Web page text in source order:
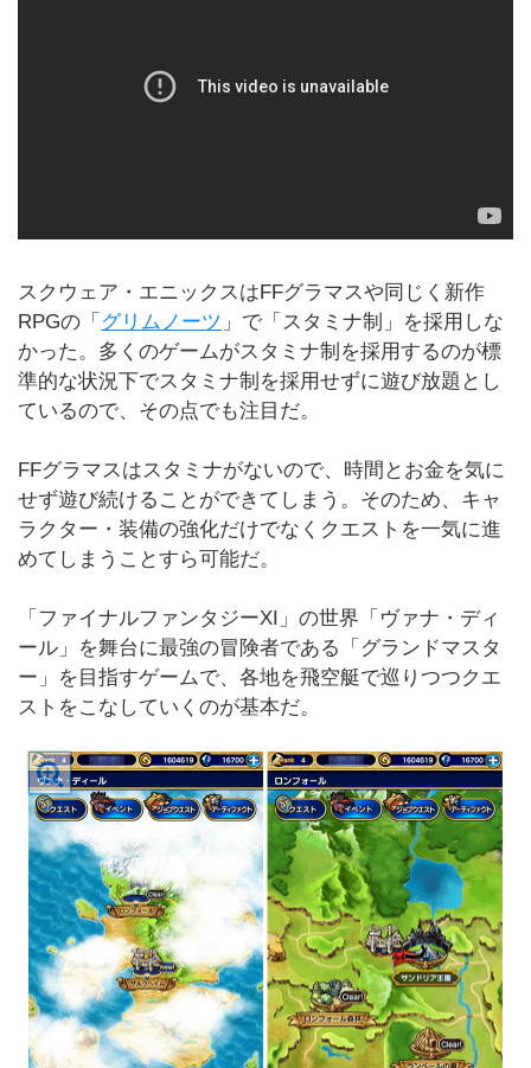
スクウェア・エニックスはFFグラマスや同じく新作
RPGの「 グリムノーツ 」で「スタミナ制」を採用しな
かった。多くのゲームがスタミナ制を採用するのが標
準的な状況下でスタミナ制を採用せずに遊び放題とし
ているので、その点でも注目だ。
FFグラマスはスタミナがないので、時間とお金を気に
せず遊び続けることができてしまう。そのため、キャ
ラクター・装備の強化だけでなくクエストを一気に進
めてしまうことすら可能だ。
「ファイナルファンタジーXI」の世界「ヴァナ・ディ
ール」を舞台に最強の冒険者である「グランドマスタ
ー」を目指すゲームで、各地を飛空艇で巡りつつクエ
ストをこなしていくのが基本だ。